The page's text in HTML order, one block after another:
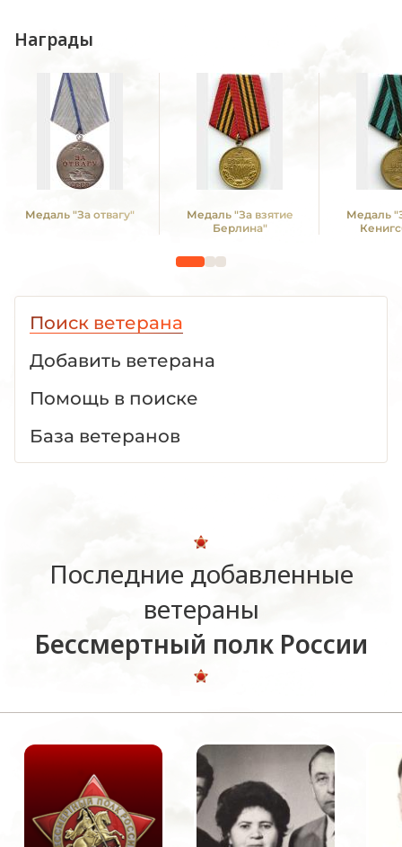
Награды
Медаль "За отвагу"
Медаль "За взятие
Берлина"
Медаль
Поиск ветерана
Добавить ветерана
Помощь в поиске
База ветеранов
Последние добавленные
ветераны
Бессмертный полк России